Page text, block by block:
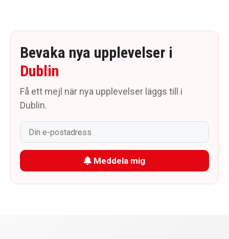
Bevaka nya upplevelser i
Dublin
Få ett mejl när nya upplevelser läggs till i
Dublin.
Meddela mig